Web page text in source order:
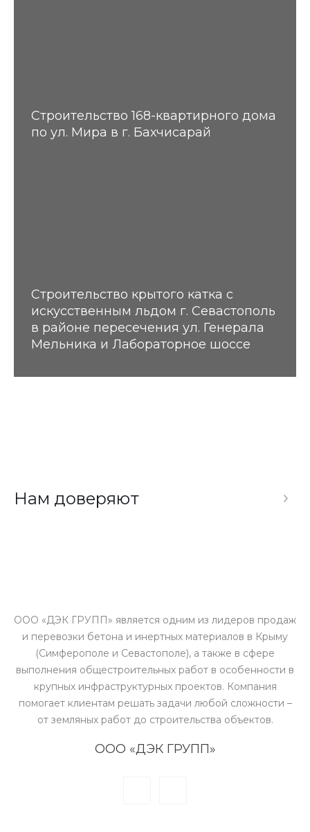
Строительство 168-квартирного дома
по ул. Мира в г. Бахчисарай
Строительство крытого катка с
искусственным льдом г. Севастополь
в районе пересечения ул. Генерала
Мельника и Лабораторное шоссе
Нам доверяют
ООО «ДЭК ГРУПП» является одним из лидеров продаж
и перевозки бетона и инертных материалов в Крыму
(Симферополе и Севастополе), а также в сфере
выполнения общестроительных работ в особенности в
крупных инфраструктурных проектов. Компания
помогает клиентам решать задачи любой сложности –
от земляных работ до строительства объектов.
ООО «ДЭК ГРУПП»